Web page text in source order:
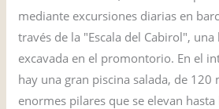
mediante excursiones diarias en
través de la "Escala del Cabirol", una
excavada en el promontorio. En el
hay una gran piscina salada, de 120
enormes pilares que se elevan